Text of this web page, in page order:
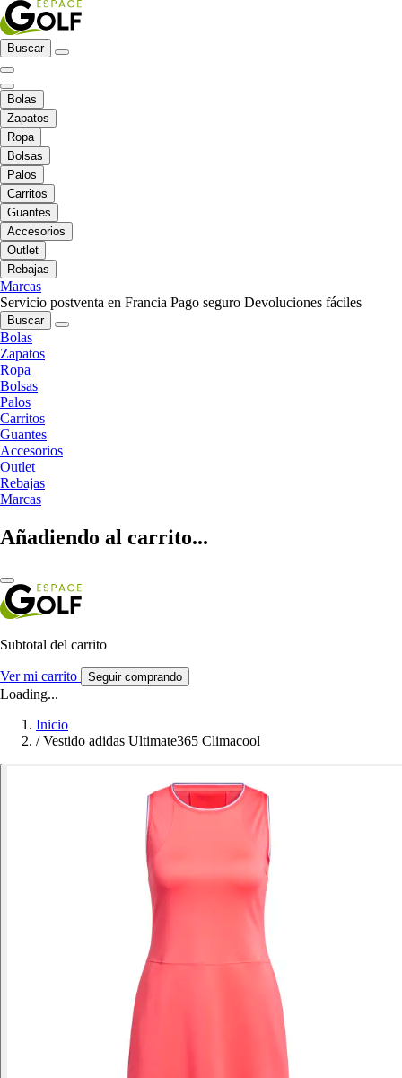
Buscar
Bolas
Zapatos
Ropa
Bolsas
Palos
Carritos
Guantes
Accesorios
Outlet
Rebajas
Marcas
Servicio postventa en Francia Pago seguro Devoluciones fáciles
Buscar
Bolas
Zapatos
Ropa
Bolsas
Palos
Carritos
Guantes
Accesorios
Outlet
Rebajas
Marcas
Añadiendo al carrito...
Subtotal del carrito
Ver mi carrito Seguir comprando
Loading...
Inicio
/ Vestido adidas Ultimate365 Climacool